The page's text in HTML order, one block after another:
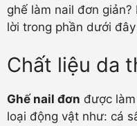
ghế làm nail đơn
lời trong phần dưới
Chất liệu da
Ghế nail đơn được
loại động vật như: cá